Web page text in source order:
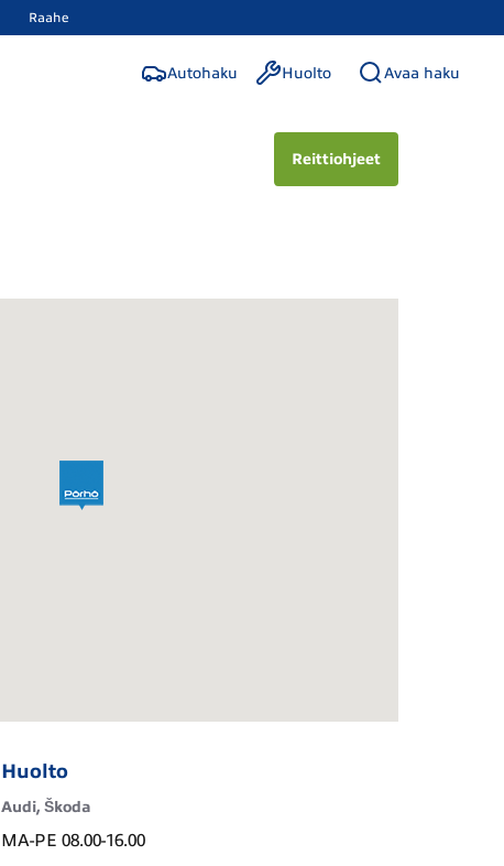
Raahe
Autohaku Huolto Avaa haku
Reittiohjeet
Huolto
Audi, Škoda
MA-PE 08.00-16.00